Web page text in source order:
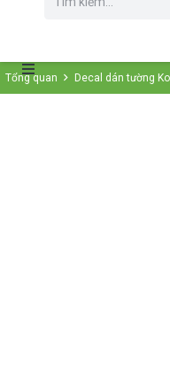
Tổng quan Decal dán tường